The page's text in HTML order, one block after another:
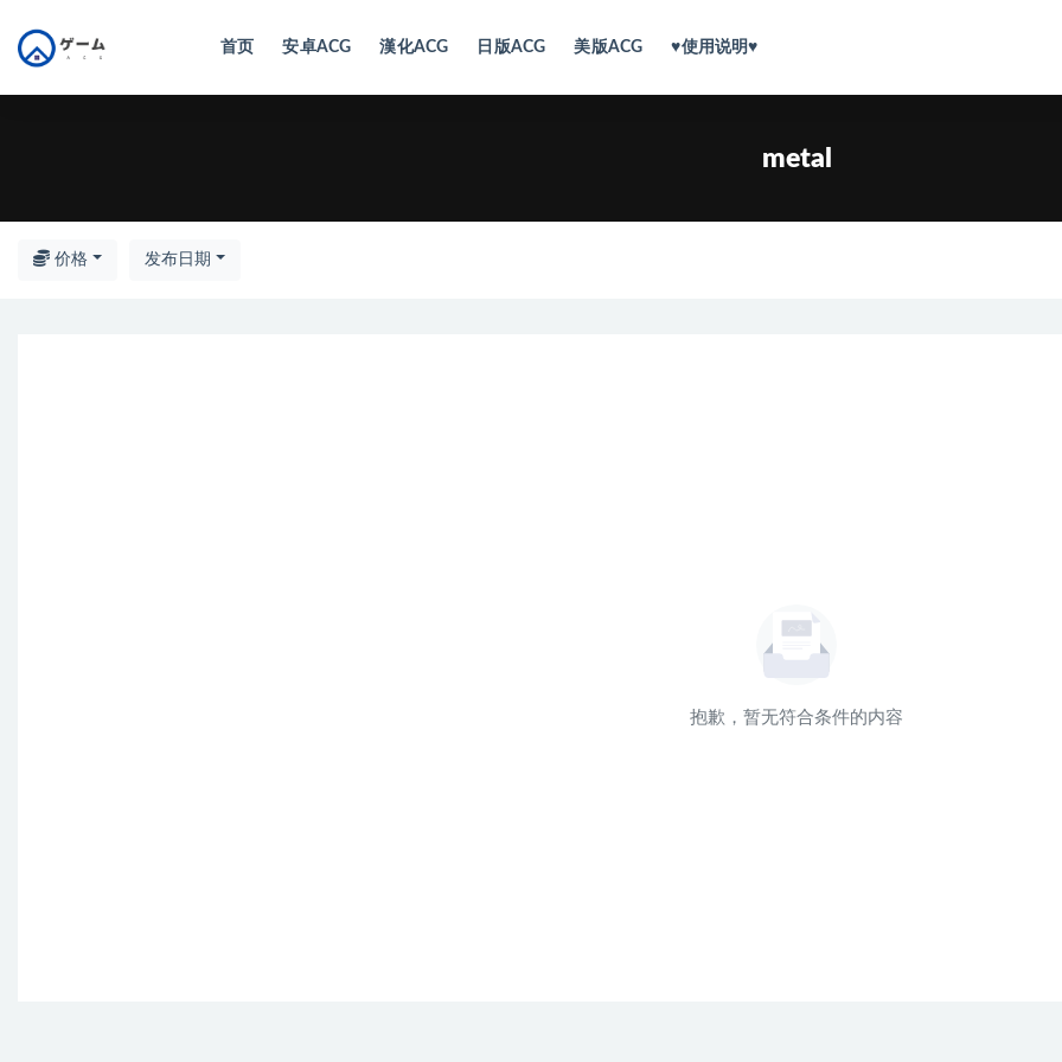
首页 安卓ACG 漢化ACG 日版ACG 美版ACG ♥使用说明♥
metal
价格 发布日期
抱歉，暂无符合条件的内容